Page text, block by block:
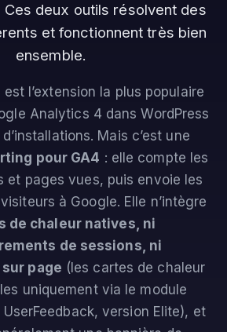
deux outils résolvent des
et fonctionnent très bien
ensemble.
l’extension la plus populaire
Analytics 4 dans WordPress
Mais c’est une
pour GA4 : elle compte les
et pages vues, puis envoie les
à Google. Elle n’intègre
de chaleur natives, ni
de sessions, ni
page (les cartes de chaleur
uniquement via le module
version Elite), et